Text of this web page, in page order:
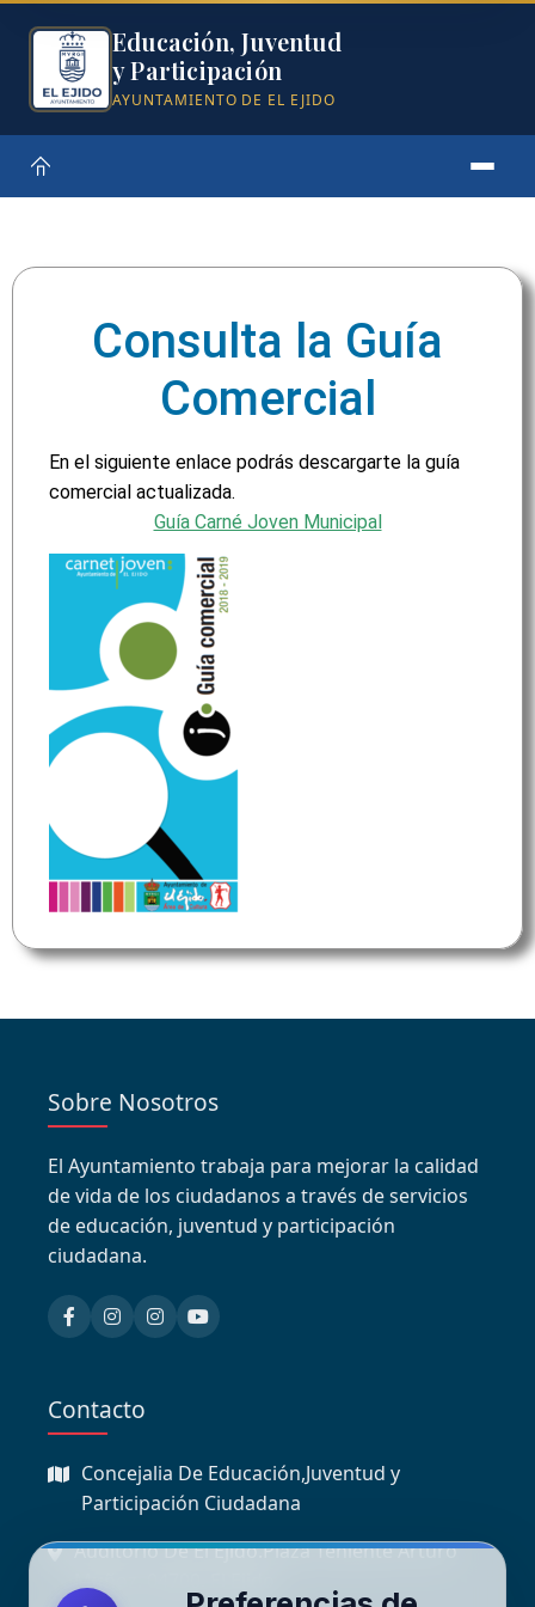
Educación, Juventud
y Participación
AYUNTAMIENTO DE EL EJIDO
Consulta la Guía
Comercial
En el siguiente enlace podrás descargarte la guía
comercial actualizada.
Guía Carné Joven Municipal
Sobre Nosotros
El Ayuntamiento trabaja para mejorar la calidad
de vida de los ciudadanos a través de servicios
de educación, juventud y participación
ciudadana.
Contacto
Concejalia De Educación,Juventud y
Participación Ciudadana
Auditorio De El Ejido.Plaza Teniente Arturo